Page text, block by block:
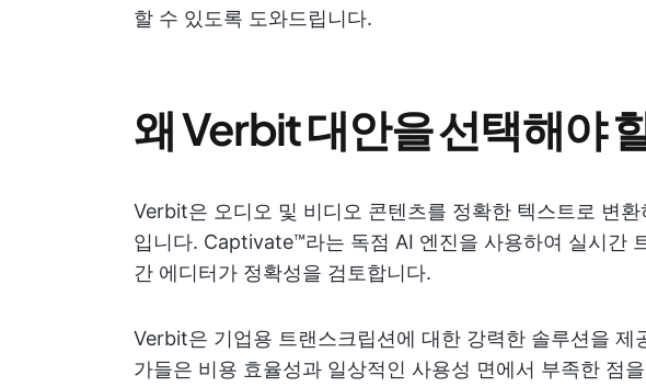
할 수 있도록 도와드립니다.
왜 Verbit 대안을 선택해야
Verbit은 오디오 및 비디오 콘텐츠를 정확한 텍스트로 변
입니다. Captivate™라는 독점 AI 엔진을 사용하여 실시간
간 에디터가 정확성을 검토합니다.
Verbit은 기업용 트랜스크립션에 대한 강력한 솔루션을 제
가들은 비용 효율성과 일상적인 사용성 면에서 부족한 점